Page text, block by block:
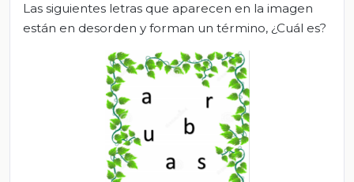
Las siguientes letras que aparecen en la imagen
están en desorden y forman un término, ¿Cuál es?